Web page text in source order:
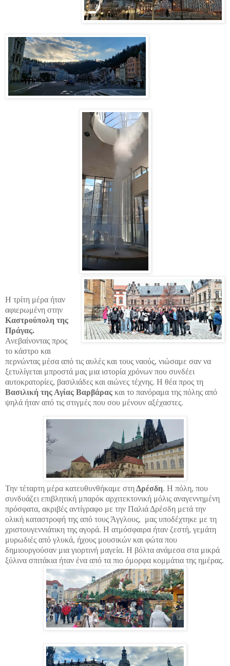
Η τρίτη μέρα ήταν
αφιερωμένη στην
Καστρούπολη της
Πράγας.
Ανεβαίνοντας προς
το κάστρο και
περνώντας μέσα από τις αυλές και τους ναούς, νιώσαμε σαν να
ξετυλίγεται μπροστά μας μια ιστορία χρόνων που συνδέει
αυτοκρατορίες, βασιλιάδες και αιώνες τέχνης. Η θέα προς τη
Βασιλική της Αγίας Βαρβάρας και το πανόραμα της πόλης από
ψηλά ήταν από τις στιγμές που σου μένουν αξέχαστες.
Την τέταρτη μέρα κατευθυνθήκαμε στηΔρέσδη. Η πόλη, που
συνδυάζει επιβλητική μπαρόκ αρχιτεκτονική μόλις αναγεννημένη
πρόσφατα, ακριβές αντίγραφο με την Παλιά Δρέσδη μετά την
ολική καταστροφή της από τους Άγγλους, μας υποδέχτηκε με τη
χριστουγεννιάτικη της αγορά. Η ατμόσφαιρα ήταν ζεστή, γεμάτη
μυρωδιές από γλυκά, ήχους μουσικών και φώτα που
δημιουργούσαν μια γιορτινή μαγεία. Η βόλτα ανάμεσα στα μικρά
ξύλινα σπιτάκια ήταν ένα από τα πιο όμορφα κομμάτια της ημέρας.